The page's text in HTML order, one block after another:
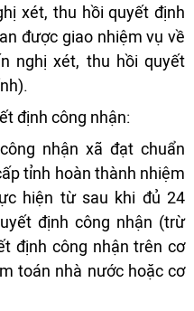
xét, thu hồi quyết định
được giao nhiệm vụ về
nghị xét, thu hồi quyết
định công nhận:
nhận xã đạt chuẩn
tỉnh hoàn thành nhiệm
hiện từ sau khi đủ 24
định công nhận (trừ
định công nhận trên cơ
toán nhà nước hoặc cơ